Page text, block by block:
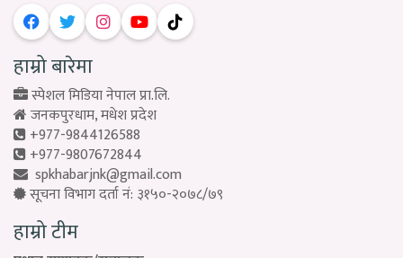
हाम्रो बारेमा
स्पेशल मिडिया नेपाल प्रा.लि.
जनकपुरधाम, मधेश प्रदेश
+977-9844126588
+977-9807672844
spkhabarjnk@gmail.com
सूचना विभाग दर्ता नं: ३१५०-२०७८/७९
हाम्रो टीम